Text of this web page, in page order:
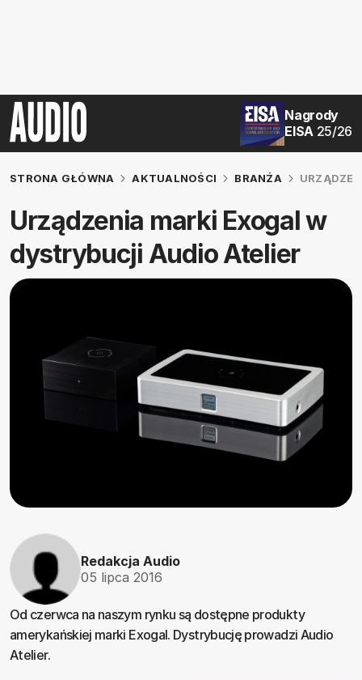
Nagrody
EISA 25/26
STRONA GŁÓWNA AKTUALNOŚCI BRANŻA
Urządzenia marki Exogal w
dystrybucji Audio Atelier
Redakcja Audio
05 lipca 2016
Od czerwca na naszym rynku są dostępne produkty
amerykańskiej marki Exogal. Dystrybucję prowadzi Audio
Atelier.